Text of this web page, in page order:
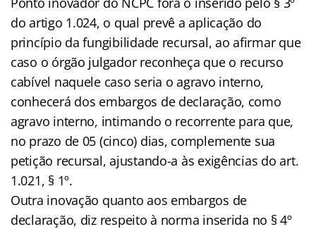
do artigo 1.024, o qual prevê a aplicação do
princípio da fungibilidade recursal, ao afirmar que
caso o órgão julgador reconheça que o recurso
cabível naquele caso seria o agravo interno,
conhecerá dos embargos de declaração, como
agravo interno, intimando o recorrente para que,
no prazo de 05 (cinco) dias, complemente sua
petição recursal, ajustando-a às exigências do art.
1.021, § 1º.
Outra inovação quanto aos embargos de
declaração, diz respeito à norma inserida no § 4º